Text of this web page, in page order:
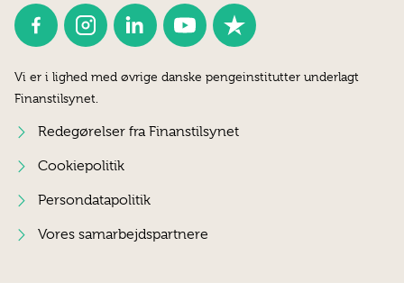
Vi er i lighed med øvrige danske pengeinstitutter underlagt
Finanstilsynet.
Redegørelser fra Finanstilsynet
Cookiepolitik
Persondatapolitik
Vores samarbejdspartnere